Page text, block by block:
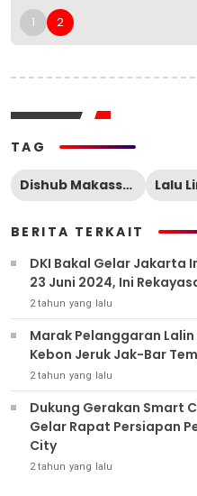
1 2
TAG
Dishub Makassar Lalu
BERITA TERKAIT
DKI Bakal Gelar
23 Juni 2024, Ini
2 tahun yang lalu
Marak Pelanggaran Lalin
Kebon Jeruk Jak-Bar
2 tahun yang lalu
Dukung Gerakan Smart
Gelar Rapat Persiapan
City
2 tahun yang lalu